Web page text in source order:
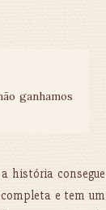
ganhamos
história consegue
e tem um